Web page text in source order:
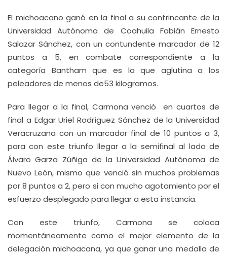
El michoacano ganó en la final a su contrincante de la
Universidad Autónoma de Coahuila Fabián Ernesto
Salazar Sánchez, con un contundente marcador de 12
puntos a 5, en combate correspondiente a la
categoría Bantham que es la que aglutina a los
peleadores de menos de53 kilogramos.
Para llegar a la final, Carmona venció en cuartos de
final a Edgar Uriel Rodríguez Sánchez de la Universidad
Veracruzana con un marcador final de 10 puntos a 3,
para con este triunfo llegar a la semifinal al lado de
Álvaro Garza Zúñiga de la Universidad Autónoma de
Nuevo León, mismo que venció sin muchos problemas
por 8 puntos a 2, pero si con mucho agotamiento por el
esfuerzo desplegado para llegar a esta instancia.
Con este triunfo, Carmona se coloca
momentáneamente como el mejor elemento de la
delegación michoacana, ya que ganar una medalla de